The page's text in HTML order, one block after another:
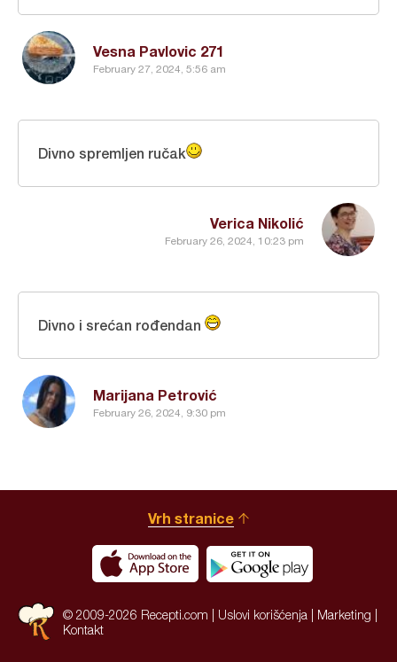
Vesna Pavlovic 271
February 27, 2024, 5:56 am
Verica Nikolić
February 26, 2024, 10:23 pm
Divno spremljen ručak
Marijana Petrović
February 26, 2024, 9:30 pm
Divno i srećan rođendan
Vrh stranice
© 2009-2026 Recepti.com | Uslovi korišćenja Marketing
Kontakt